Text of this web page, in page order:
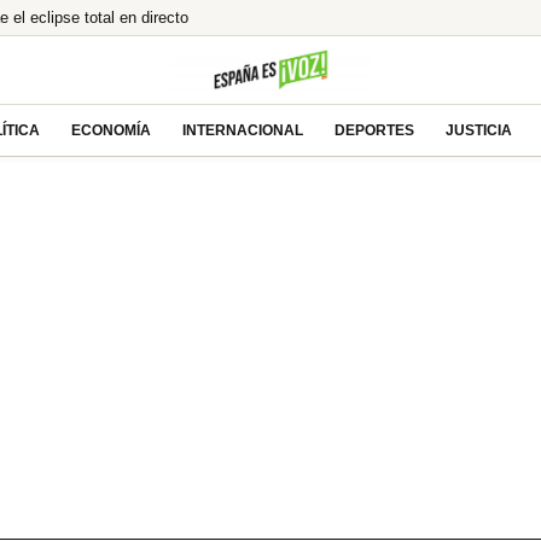
el eclipse total en directo
alcalde de Zalamea’: «Es un honor grandísimo»
la mayor caída de ingresos para los españoles
«concebido no nacido» de Feijóo
a Ayuso por el ático de lujo en Chamberí
ECONOMÍA INTERNACIONAL DEPORTES JUSTICIA